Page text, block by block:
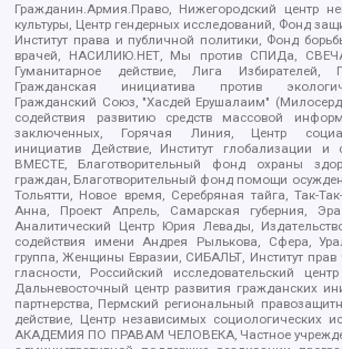
Гражданин.Армия.Право, Нижегородский центр
культуры, Центр гендерных исследований, Фонд
Институт права и публичной политики, Фонд
врачей, НАСИЛИЮ.НЕТ, Мы против СПИДа,
Гуманитарное действие, Лига Избирателей,
Гражданская инициатива против
Гражданский Союз, "Хасдей Ерушалаим"
содействия развитию средств массовой
заключенных, Горячая Линия, Центр
инициатив Действие, Институт глобализации и
ВМЕСТЕ, Благотворительный фонд охраны
граждан, Благотворительный фонд помощи
Тольятти, Новое время, Серебряная тайга, Так-
Анна, Проект Апрель, Самарская губерния,
Аналитический Центр Юрия Левады,
содействия имени Андрея Рылькова, Сфера,
группа, Женщины Евразии, СИБАЛЬТ, Институт
гласности, Российский исследовательский
Дальневосточный центр развития гражданских
партнерства, Пермский региональный
действие, Центр независимых социологических
АКАДЕМИЯ ПО ПРАВАМ ЧЕЛОВЕКА, Частное